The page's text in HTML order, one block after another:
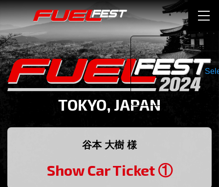
TOKYO, JAPAN
谷本 大樹 様
Show Car Ticket ①